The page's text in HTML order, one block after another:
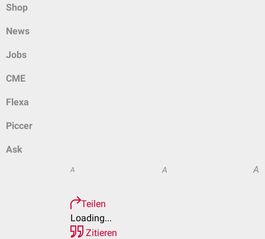
Shop
News
Jobs
CME
Flexa
Piccer
Ask
A A A
Teilen
Loading...
Zitieren